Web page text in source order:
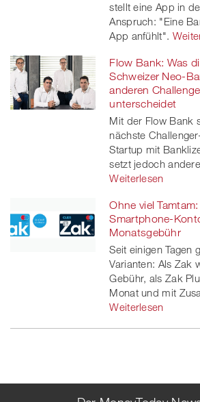
stellt eine App in
Anspruch: "Eine
App anfühlt".
Flow Bank: Was
Schweizer Neo-
anderen
unterscheidet
Mit der Flow Bank
nächste
Startup mit
setzt jedoch
Weiterlesen
Ohne viel
Smartphone-
Monatsgebühr
Seit einigen Tagen
Varianten: Als Zak
Gebühr, als Zak
Monat und mit
Weiterlesen